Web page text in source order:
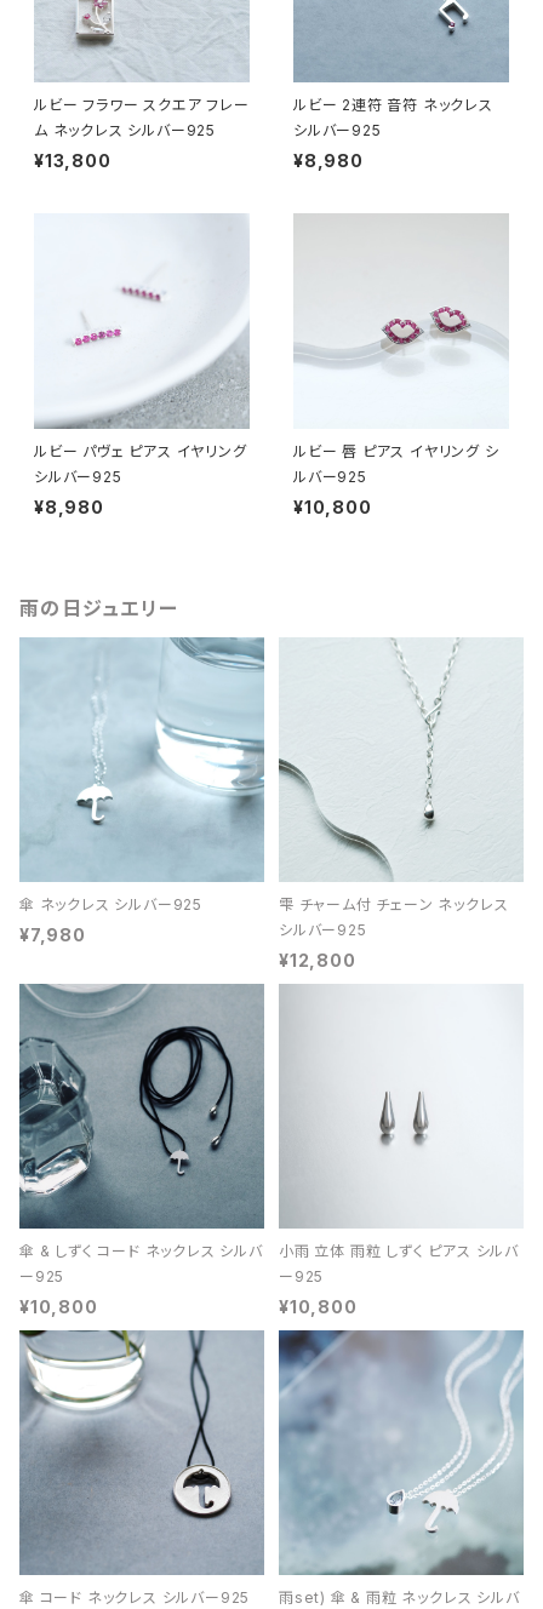
ルビー フラワー スクエア フレー
ム ネックレス シルバー925
¥13,800
ルビー 2連符 音符 ネックレス
シルバー925
¥8,980
ルビー パヴェ ピアス イヤリング
シルバー925
¥8,980
ルビー 唇 ピアス イヤリング シ
ルバー925
¥10,800
雨の日ジュエリー
傘 ネックレス シルバー925
¥7,980
雫 チャーム付 チェーン ネックレス
シルバー925
¥12,800
傘 & しずく コード ネックレス シルバ
ー925
¥10,800
小雨 立体 雨粒 しずく ピアス シルバ
ー925
¥10,800
傘 コード ネックレス シルバー925
雨set) 傘 & 雨粒 ネックレス シルバ